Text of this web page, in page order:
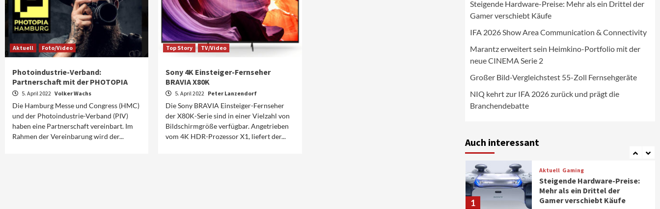
Aktuell Foto/Video
Photoindustrie-Verband:
Partnerschaft mit der PHOTOPIA
5. April 2022 Volker Wachs
Die Hamburg Messe und Congress (HMC)
und der Photoindustrie-Verband (PIV)
haben eine Partnerschaft vereinbart. Im
Rahmen der Vereinbarung wird der...
Top Story TV/Video
Sony 4K Einsteiger-Fernseher
BRAVIA X80K
5. April 2022 Peter Lanzendorf
Die Sony BRAVIA Einsteiger-Fernseher
der X80K-Serie sind in einer Vielzahl von
Bildschirmgröße verfügbar. Angetrieben
vom 4K HDR-Prozessor X1, liefert der...
Steigende Hardware-Preise: Mehr als ein Drittel der
Gamer verschiebt Käufe
IFA 2026 Show Area Communication & Connectivity
Marantz erweitert sein Heimkino-Portfolio mit der
neue CINEMA Serie 2
Großer Bild-Vergleichstest 55-Zoll Fernsehgeräte
NIQ kehrt zur IFA 2026 zurück und prägt die
Branchendebatte
Auch interessant
5
Wirtschaft
NIQ kehrt zur IFA 2026 zurück
Branchendebatte
6
Aktuell
in strategisch wichtigen
Märkten aus
7
Ventilatoren
1
Aktuell Gaming
Steigende Hardware-Preise:
Mehr als ein Drittel der
Gamer verschiebt Käufe